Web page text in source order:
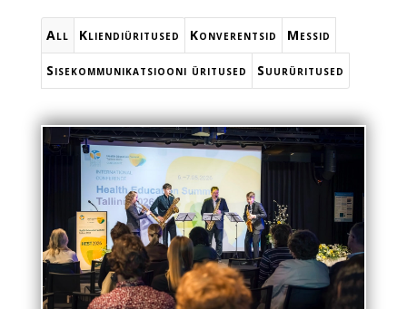
All Kliendiüritused Konverentsid Messid
Sisekommunikatsiooni üritused Suurüritused